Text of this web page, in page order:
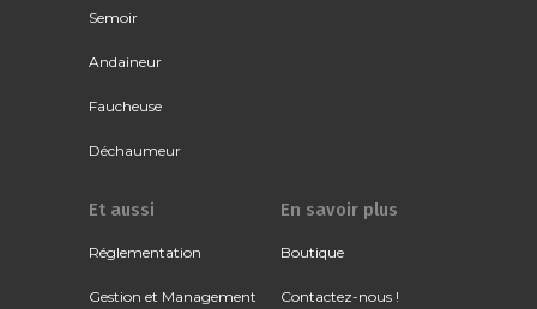
Semoir
Andaineur
Faucheuse
Déchaumeur
Et aussi
Réglementation
Gestion et Management
En savoir plus
Boutique
Contactez-nous !